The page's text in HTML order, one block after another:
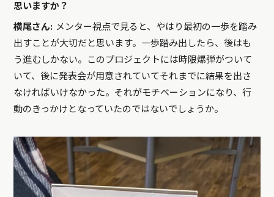
思いますか？
横尾さん: メンター視点で見ると、やはり最初の一歩を踏み
出すことが大切だと思います。一歩踏み出したら、後はも
う進むしかない。このプロジェクトには時限爆弾がついて
いて、後に発表会が用意されていてそれまでに結果を出さ
なければいけなかった。それがモチベーションになり、行
動のきっかけとなっていたのではないでしょうか。